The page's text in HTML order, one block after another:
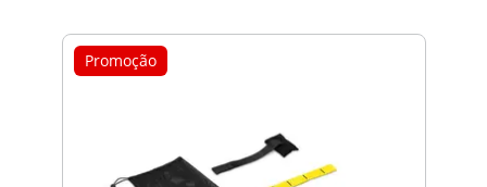
Promoção